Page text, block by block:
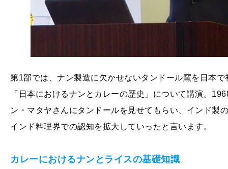
第1部では、ナン製造に欠かせないタンドール窯を日本
「日本におけるナンとカレーの歴史」について講演。
ン・マタヤさんにタンドールを見せてもらい、インド製
インド料理界での認知を拡大していったと言います。
カレーにおけるナンとライスの基礎知識